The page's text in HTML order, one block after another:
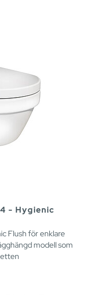
- Hygienic
Flush för enklare
modell som